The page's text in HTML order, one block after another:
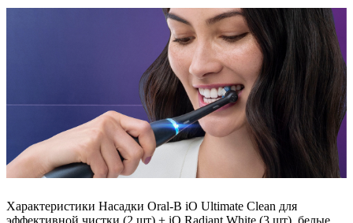
Характеристики Насадки Oral-B iO Ultimate Clean для
эффективной чистки (2 шт) + iO Radiant White (3 шт), белые